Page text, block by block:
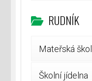
RUDNÍK
Mateřská
Školní jídelna